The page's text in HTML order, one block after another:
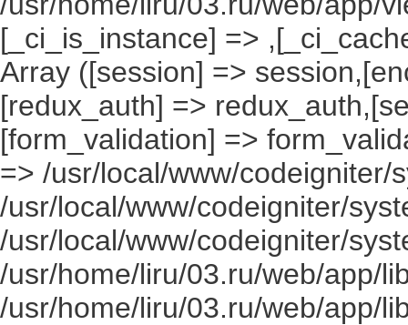
[_ci_is_instance] =>
Array ([session] =>
[redux_auth] =>
[form_validation] =>
=> /usr/local/www/codeigniter/
/usr/local/www/codeigniter/
/usr/local/www/codeigniter/
/usr/home/liru/03.ru/web/app/
/usr/home/liru/03.ru/web/app/